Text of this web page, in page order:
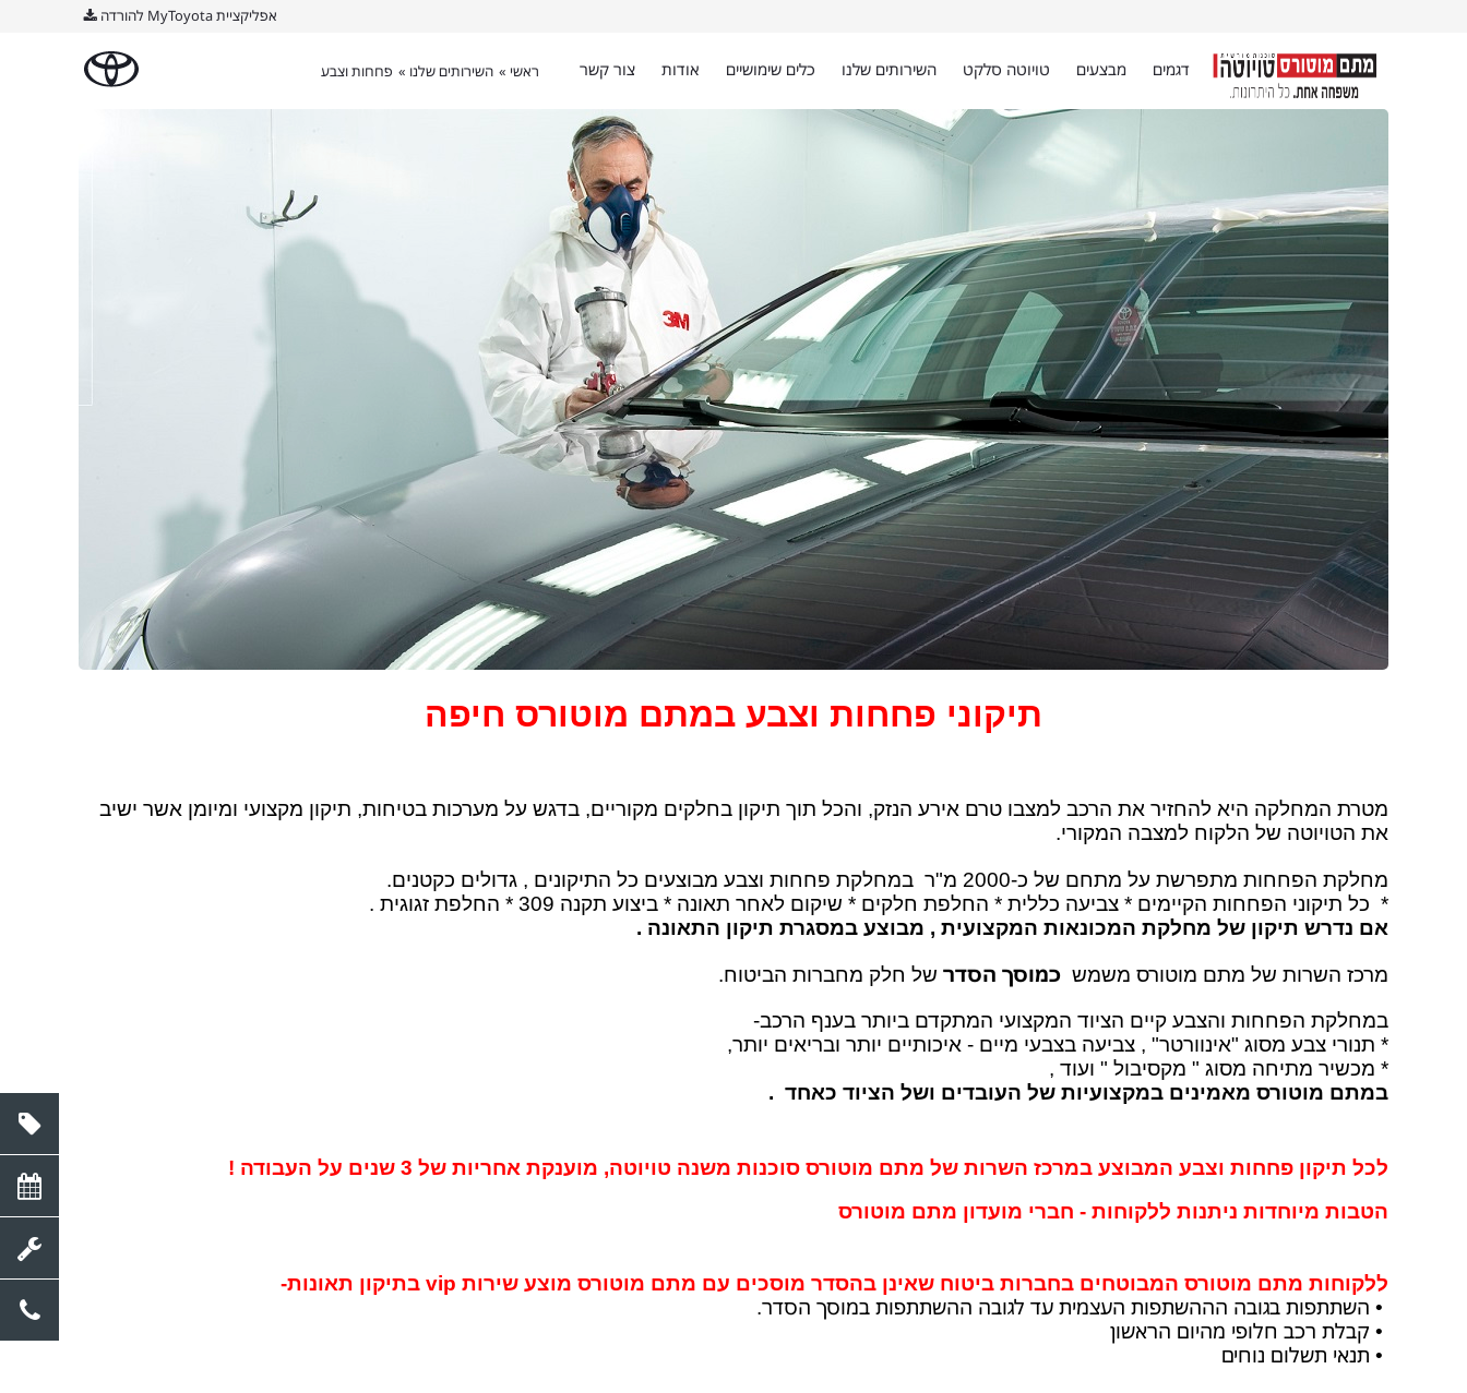
אפליקציית MyToyota להורדה
דגמים מבצעים טויוטה סלקט השירותים שלנו כלים שימושיים אודות צור קשר ראשי » השירותים שלנו » פחחות וצבע
תיקוני פחחות וצבע במתם מוטורס חיפה
מטרת המחלקה היא להחזיר את הרכב למצבו טרם אירע הנזק, והכל תוך תיקון בחלקים מקוריים, בדגש על מערכות בטיחות, תיקון מקצועי ומיומן אשר ישיב
את הטויוטה של הלקוח למצבה המקורי.
מחלקת הפחחות מתפרשת על מתחם של כ-2000 מ"ר במחלקת פחחות וצבע מבוצעים כל התיקונים , גדולים כקטנים
.
* כל תיקוני הפחחות הקיימים * צביעה כללית * החלפת חלקים * שיקום לאחר תאונה * ביצוע תקנה 309 * החלפת זגוגית .
אם נדרש תיקון של מחלקת המכונאות המקצועית , מבוצע במסגרת תיקון התאונה .
מרכז השרות של מתם מוטורס משמש כמוסך הסדר של חלק מחברות הביטוח.
במחלקת הפחחות והצבע קיים הציוד המקצועי המתקדם ביותר בענף הרכב-
* תנורי צבע מסוג "אינוורטר" , צביעה בצבעי מיים - איכותיים יותר ובריאים יותר,
* מכשיר מתיחה מסוג " מקסיבול " ועוד ,
במתם מוטורס מאמינים במקצועיות של העובדים ושל הציוד כאחד .
לכל תיקון פחחות וצבע המבוצע במרכז השרות של מתם מוטורס סוכנות משנה טויוטה, מוענקת אחריות של 3 שנים על העבודה
!
הטבות מיוחדות ניתנות ללקוחות - חברי מועדון מתם מוטורס
ללקוחות מתם מוטורס המבוטחים בחברות ביטוח שאינן בהסדר מוסכים עם מתם מוטורס מוצע שירות vip בתיקון תאונות-
• השתתפות בגובה הההשתפות העצמית עד לגובה ההשתתפות במוסך הסדר.
• קבלת רכב חלופי מהיום הראשון
• תנאי תשלום נוחים